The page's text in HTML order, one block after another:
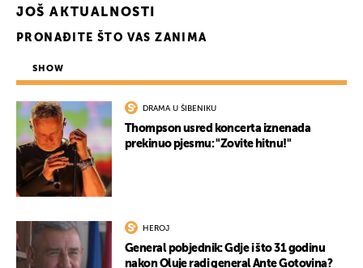
JOŠ AKTUALNOSTI
PRONAĐITE ŠTO VAS ZANIMA
SHOW
DRAMA U ŠIBENIKU
Thompson usred koncerta iznenada
prekinuo pjesmu: "Zovite hitnu!"
HEROJ
General pobjednik: Gdje i što 31 godinu
nakon Oluje radi general Ante Gotovina?